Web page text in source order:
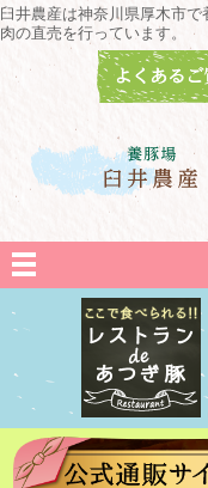
臼井農産は神奈川県厚木市
肉の直売を行っています。